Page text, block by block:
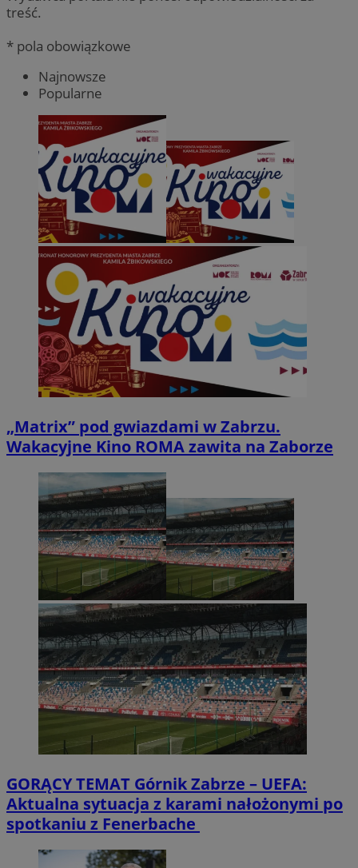
treść.
* pola obowiązkowe
Najnowsze
Popularne
„Matrix” pod gwiazdami w Zabrzu.
Wakacyjne Kino ROMA zawita na Zaborze
GORĄCY TEMAT Górnik Zabrze – UEFA:
Aktualna sytuacja z karami nałożonymi po
spotkaniu z Fenerbache